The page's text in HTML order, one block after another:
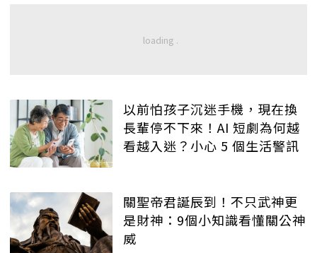
以前怕孩子沉迷手機，現在換
長輩停不下來！AI 短劇為何越
看越入迷？小心 5 個生活警訊
關聖帝君誕辰到！不只武神更
是財神：9個小知識看懂關公神
威